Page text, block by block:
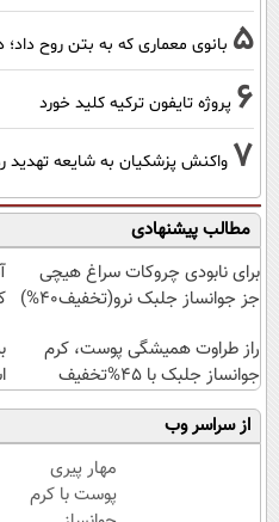
5 بانوی معماری که به بتن روح داد؛
6 پروژه تایفون ترکیه کلید خورد
7 واکنش پزشکیان به شایعه
مطالب پیشنهادی
برای نابودی چروکات سراغ هیچی
جز جوانساز جلبک نرو(تخفیف40%)
راز طراوت همیشگی پوست، کرم
جوانساز جلبک با 45%تخفیف
از سراسر وب
مهار پیری
پوست با کرم